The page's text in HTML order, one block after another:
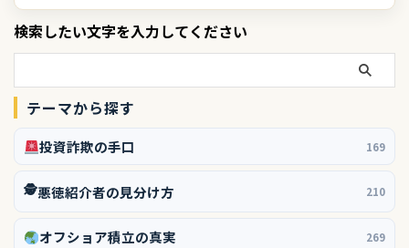
検索したい文字を入力してください
テーマから探す
投資詐欺の手口 169
🕵️悪徳紹介者の見分け方 210
オフショア積立の真実 269